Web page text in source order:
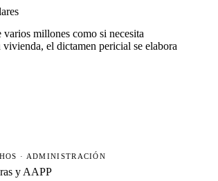
millones como si necesita
el dictamen pericial se elabora
· ADMINISTRACIÓN
y AAPP